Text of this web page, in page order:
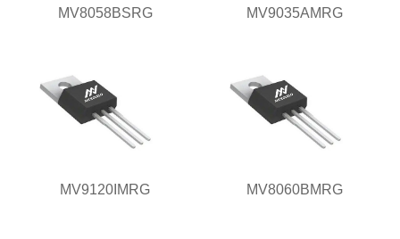
MV8058BSRG MV9035AMRG
MV9120IMRG MV8060BMRG